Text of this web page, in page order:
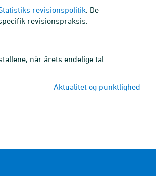
revisionspolitik . De
revisionspraksis.
når årets endelige tal
Aktualitet og punktlighed